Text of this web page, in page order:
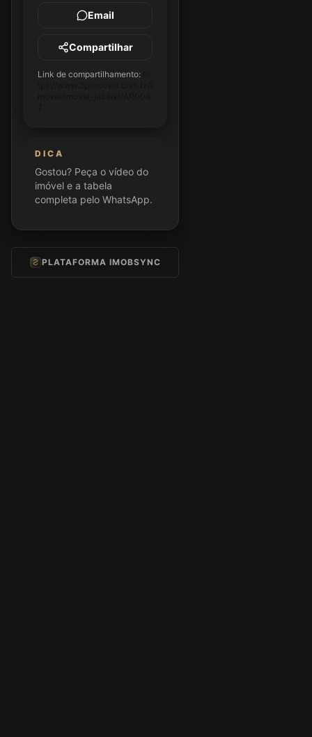
Email
Compartilhar
Link de compartilhamento:
DICA
Gostou? Peça o vídeo do
imóvel e a tabela
completa pelo WhatsApp.
PLATAFORMA IMOBSYNC